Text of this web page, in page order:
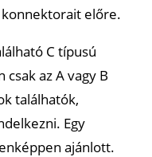
előre.
C típusú
az A vagy B
találhatók,
Egy
ajánlott.